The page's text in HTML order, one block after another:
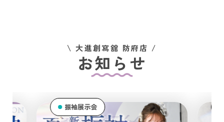
\ 大進創寫舘 防府店 /
お知らせ
振袖展示会 振袖展示会